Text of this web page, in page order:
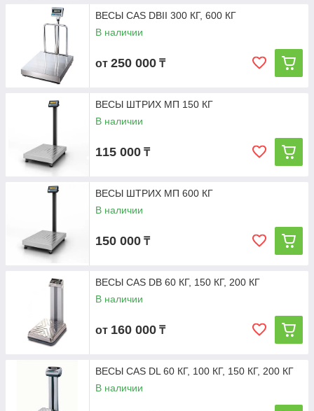
ВЕСЫ CAS DBII 300 КГ, 600 КГ
В наличии
от 250 000 ₸
ВЕСЫ ШТРИХ МП 150 КГ
В наличии
115 000 ₸
ВЕСЫ ШТРИХ МП 600 КГ
В наличии
150 000 ₸
ВЕСЫ CAS DB 60 КГ, 150 КГ, 200 КГ
В наличии
от 160 000 ₸
ВЕСЫ CAS DL 60 КГ, 100 КГ, 150 КГ, 200 КГ
В наличии